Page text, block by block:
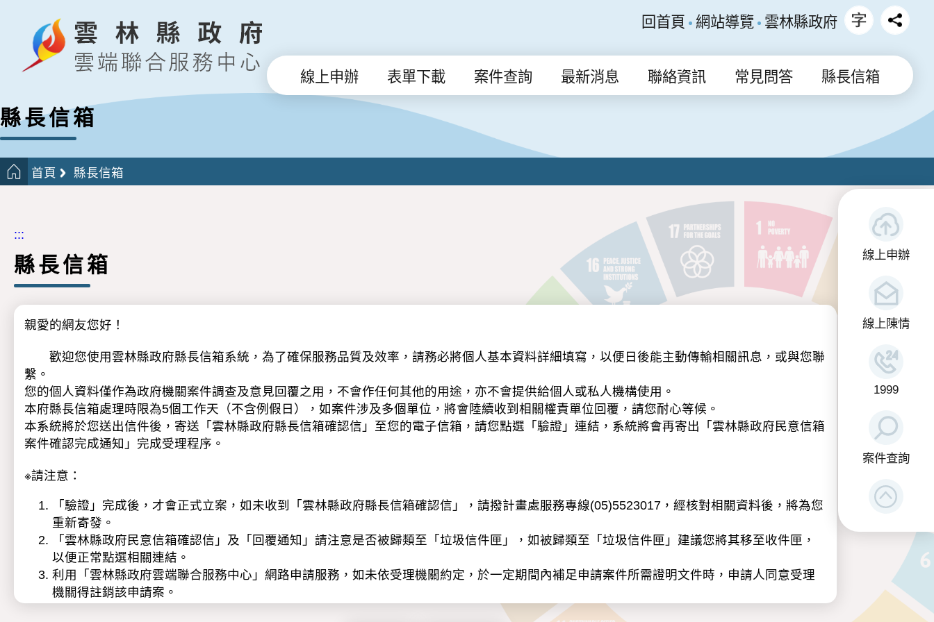
線上申辦
線上陳情
1999
案件查詢
回首頁 網站導覽 雲林縣政府
線上申辦 表單下載 案件查詢 最新消息 聯絡資訊 常見問答 縣長信箱
縣長信箱
首頁 縣長信箱
:::
縣長信箱
親愛的網友您好！
歡迎您使用雲林縣政府縣長信箱系統，為了確保服務品質及效率，請務必將個人基本資料詳細填寫，以便日後能主動傳輸相關訊息，或與您聯
繫。
您的個人資料僅作為政府機關案件調查及意見回覆之用，不會作任何其他的用途，亦不會提供給個人或私人機構使用。
本府縣長信箱處理時限為5個工作天（不含例假日），如案件涉及多個單位，將會陸續收到相關權責單位回覆，請您耐心等候。
本系統將於您送出信件後，寄送「雲林縣政府縣長信箱確認信」至您的電子信箱，請您點選「驗證」連結，系統將會再寄出「雲林縣政府民意信箱
案件確認完成通知」完成受理程序。
※請注意：
「驗證」完成後，才會正式立案，如未收到「雲林縣政府縣長信箱確認信」，請撥計畫處服務專線(05)5523017，經核對相關資料後，將為您
重新寄發。
「雲林縣政府民意信箱確認信」及「回覆通知」請注意是否被歸類至「垃圾信件匣」，如被歸類至「垃圾信件匣」建議您將其移至收件匣，
以便正常點選相關連結。
利用「雲林縣政府雲端聯合服務中心」網路申請服務，如未依受理機關約定，於一定期間內補足申請案件所需證明文件時，申請人同意受理
機關得註銷該申請案。